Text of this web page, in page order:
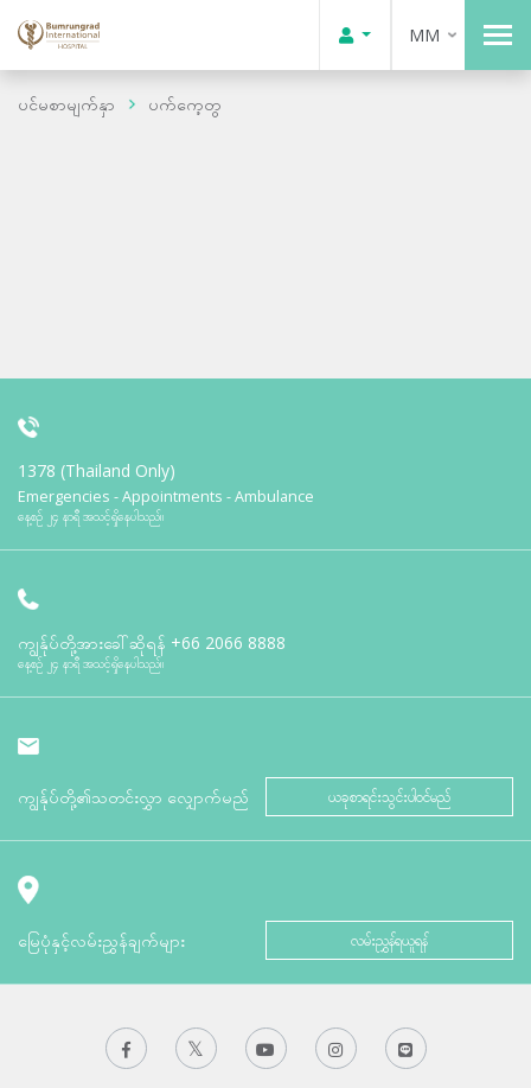
MM
ပင်မစာမျက်နှာ ပက်ကေ့တွ
1378 (Thailand Only)
Emergencies - Appointments - Ambulance
နေ့စဉ် ၂၄ နာရီ အသင့်ရှိနေပါသည်။
ကျွန်ုပ်တို့အားခေါ်ဆိုရန် +66 2066 8888
နေ့စဉ် ၂၄ နာရီ အသင့်ရှိနေပါသည်။
ကျွန်ုပ်တို့၏သတင်းလွှာ လျှောက်မည် ယခုစာရင်းသွင်းပါဝင်မည်
မြေပုံနှင့်လမ်းညွှန်ချက်များ လမ်းညွှန်ရယူရန်